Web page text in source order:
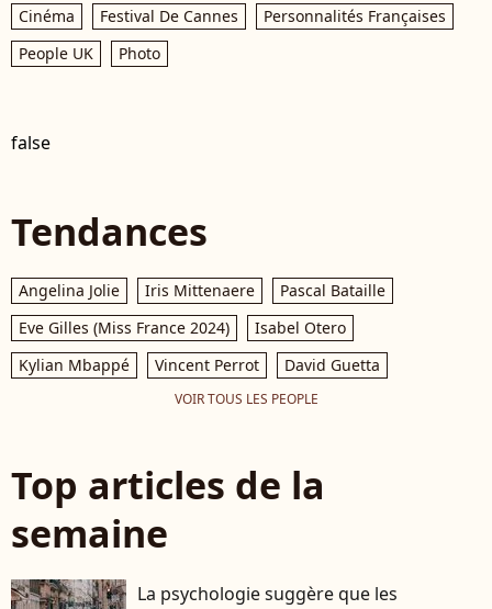
Cinéma Festival De Cannes
Personnalités Françaises
People UK
Photo
false
Tendances
Angelina Jolie Iris Mittenaere
Pascal Bataille
Eve Gilles (Miss France 2024)
Isabel Otero
Kylian Mbappé
Vincent Perrot David Guetta
VOIR TOUS LES PEOPLE
Top articles de la
semaine
La psychologie suggère que les